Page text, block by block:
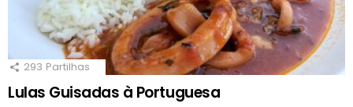
293 Partilhas
Lulas Guisadas à Portuguesa